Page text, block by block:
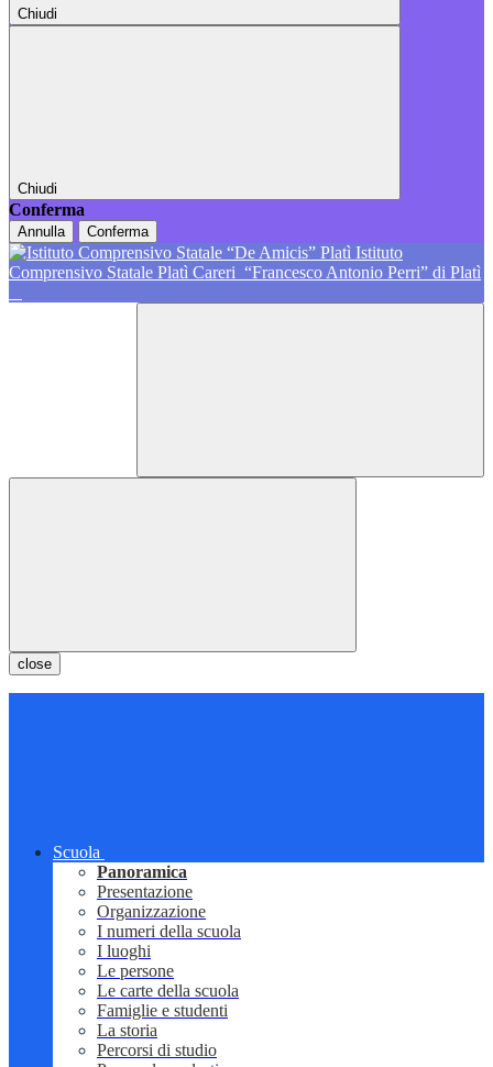
Chiudi
Chiudi
Conferma
Annulla Conferma
Istituto
Comprensivo Statale Platì Careri “Francesco Antonio Perri” di Platì
close
Scuola
Panoramica
Presentazione
Organizzazione
I numeri della scuola
I luoghi
Le persone
Le carte della scuola
Famiglie e studenti
La storia
Percorsi di studio